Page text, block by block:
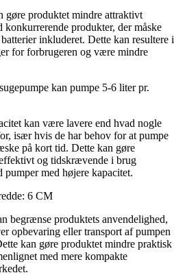
gøre produktet mindre attraktivt
konkurrerende produkter, der måske
inkluderet. Dette kan resultere i
for forbrugeren og være mindre
kan pumpe 5-6 liter pr.
kan være lavere end hvad nogle
især hvis de har behov for at pumpe
på kort tid. Dette kan gøre
og tidskrævende i brug
pumper med højere kapacitet.
6 CM
begrænse produktets anvendelighed,
opbevaring eller transport af pumpen
kan gøre produktet mindre praktisk
med mere kompakte